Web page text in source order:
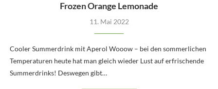
Frozen Orange Lemonade
11. Mai 2022
Cooler Summerdrink mit Aperol Wooow – bei den sommerlichen
Temperaturen heute hat man gleich wieder Lust auf erfrischende
Summerdrinks! Deswegen gibt…